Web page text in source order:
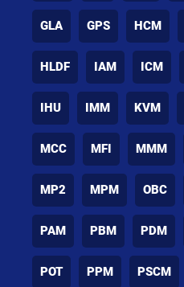
GLA GPS HCM
HLDF IAM ICM
IHU IMM KVM
MCC MFI MMM
MP2 MPM OBC
PAM PBM PDM
POT PPM PSCM